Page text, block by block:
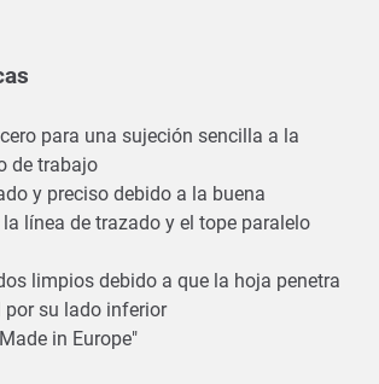
para una sujeción sencilla a la
de trabajo
y preciso debido a la buena
línea de trazado y el tope paralelo
limpios debido a que la hoja penetra
por su lado inferior
in Europe"